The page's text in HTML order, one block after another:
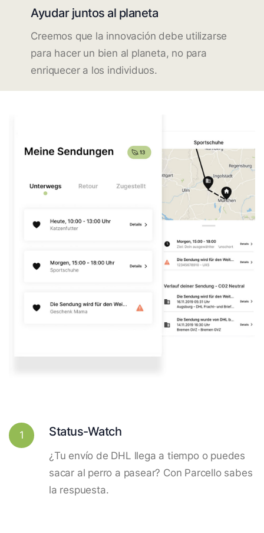
Ayudar juntos al planeta
Creemos que la innovación debe utilizarse
para hacer un bien al planeta, no para
enriquecer a los individuos.
1 Status-Watch
¿Tu envío de DHL llega a tiempo o puedes
sacar al perro a pasear? Con Parcello sabes
la respuesta.